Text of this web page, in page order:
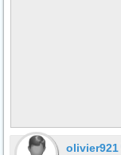
olivier921